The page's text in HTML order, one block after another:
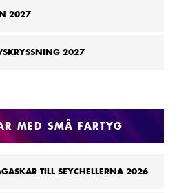
2027
2027
MED SMÅ FARTYG
TILL SEYCHELLERNA 2026